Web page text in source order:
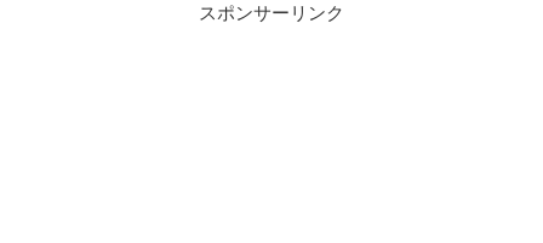
スポンサーリンク